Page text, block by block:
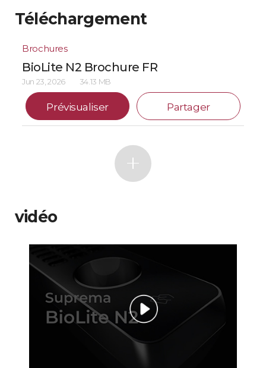
Téléchargement
Brochures
BioLite N2 Brochure FR
Jun 23, 2026 34.13 MB
Prévisualiser Partager
vidéo